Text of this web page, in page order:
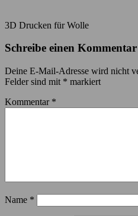
3D Drucken für Wolle
Schreibe einen Kommentar
Deine E-Mail-Adresse wird nicht
Felder sind mit * markiert
Kommentar *
Name *